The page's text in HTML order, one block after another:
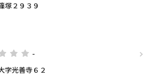
塚２９３９
-
字光善寺６２